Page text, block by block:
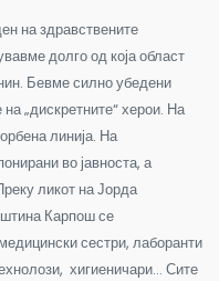
на здравствените
долго од која област
Бевме силно убедени
„дискретните“ херои. На
линија. На
во јавноста, а
ликот на Јорда
Карпош се
сестри, лаборанти
хигиеничари… Сите